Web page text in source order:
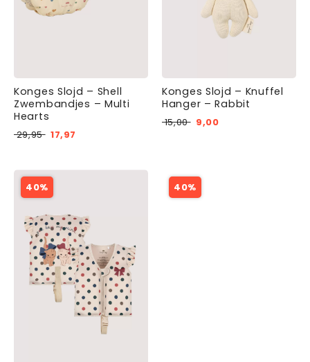
Konges Slojd – Shell
Zwembandjes – Multi
Hearts
29,95 17,97
Konges Slojd – Knuffel
Hanger – Rabbit
15,00 9,00
40% 40%